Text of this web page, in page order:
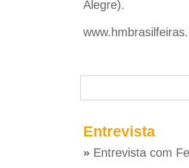
Alegre).
Entrevista
» Entrevista com